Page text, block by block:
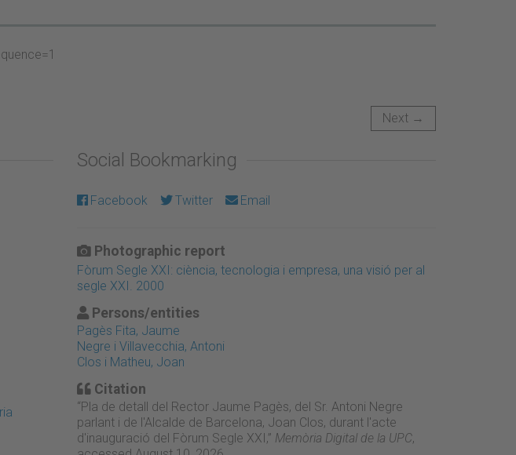
Next →
Social Bookmarking
Facebook Twitter Email
Photographic report
Fòrum Segle XXI: ciència, tecnologia i empresa, una visió per al
segle XXI. 2000
Persons/entities
Pagès Fita, Jaume
Negre i Villavecchia, Antoni
Clos i Matheu, Joan
Citation
“Pla de detall del Rector Jaume Pagès, del Sr. Antoni Negre
parlant i de l'Alcalde de Barcelona, Joan Clos, durant l'acte
d'inauguració del Fòrum Segle XXI,” Memòria Digital de la UPC,